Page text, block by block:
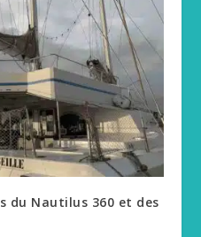
du Nautilus 360 et des